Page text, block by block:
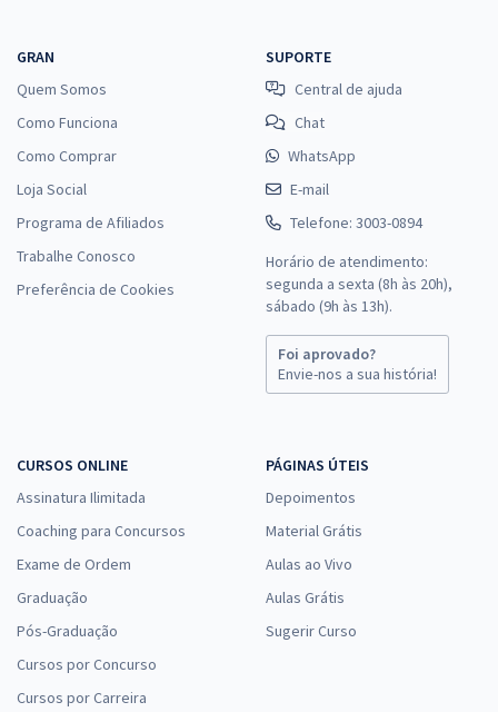
GRAN
Quem Somos
Como Funciona
Como Comprar
Loja Social
Programa de Afiliados
Trabalhe Conosco
Preferência de Cookies
SUPORTE
Central de ajuda
Chat
WhatsApp
E-mail
Telefone: 3003-0894
Horário de atendimento:
segunda a sexta (8h às 20h),
sábado (9h às 13h).
Foi aprovado?
Envie-nos a sua história!
CURSOS ONLINE
Assinatura Ilimitada
Coaching para Concursos
Exame de Ordem
Graduação
Pós-Graduação
Cursos por Concurso
Cursos por Carreira
PÁGINAS ÚTEIS
Depoimentos
Material Grátis
Aulas ao Vivo
Aulas Grátis
Sugerir Curso